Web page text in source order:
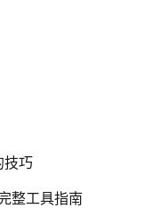
技巧
整工具指南